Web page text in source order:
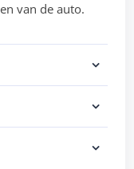
van de auto.